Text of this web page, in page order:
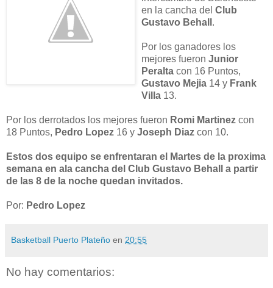
en la cancha del Club
Gustavo Behall .
Por los ganadores los
mejores fueron Junior
Peralta con 16 Puntos,
Gustavo Mejia 14 y Frank
Villa 13.
Por los derrotados los mejores fueron Romi Martinez con
18 Puntos, Pedro Lopez 16 y Joseph Diaz con 10.
Estos dos equipo se enfrentaran el Martes de la proxima
semana en ala cancha del Club Gustavo Behall a partir
de las 8 de la noche quedan invitados.
Por: Pedro Lopez
Basketball Puerto Plateño en 20:55
No hay comentarios: